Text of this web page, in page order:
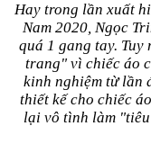
Hay trong lần xuất
Nam 2020, Ngọc
quá 1 gang tay.
trang" vì chiếc áo
kinh nghiệm từ lần
thiết kế cho chiếc
lại vô tình làm